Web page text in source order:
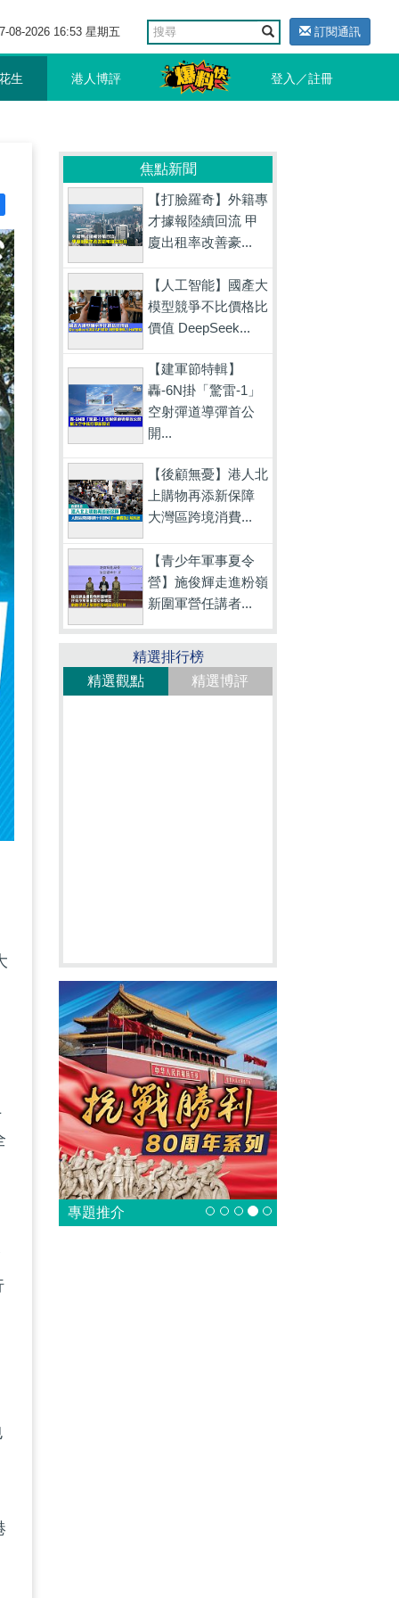
08-2026 16:53 星期五 訂閱通訊
生 港人博評 登入／註冊
焦點新聞
【打臉羅奇】外籍專
才據報陸續回流 甲
廈出租率改善豪...
【人工智能】國產大
模型競爭不比價格比
價值 DeepSeek...
【建軍節特輯】
轟-6N掛「驚雷-1」
空射彈道導彈首公
開...
【後顧無憂】港人北
上購物再添新保障
大灣區跨境消費...
【青少年軍事夏令
營】施俊輝走進粉嶺
新圍軍營任講者...
精選排行榜
精選觀點
精選博評
專題推介